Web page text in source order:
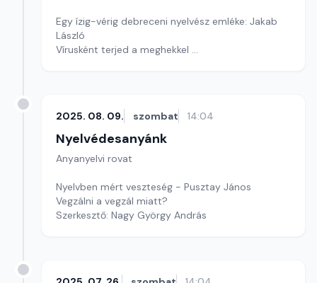
Egy ízig-vérig debreceni nyelvész emléke: Jakab
László
Vírusként terjed a meghekkel
2025. 08. 09. szombat 14:04
Nyelvédesanyánk
Anyanyelvi rovat
Nyelvben mért veszteség - Pusztay János
Vegzálni a vegzál miatt?
Szerkesztő: Nagy György András